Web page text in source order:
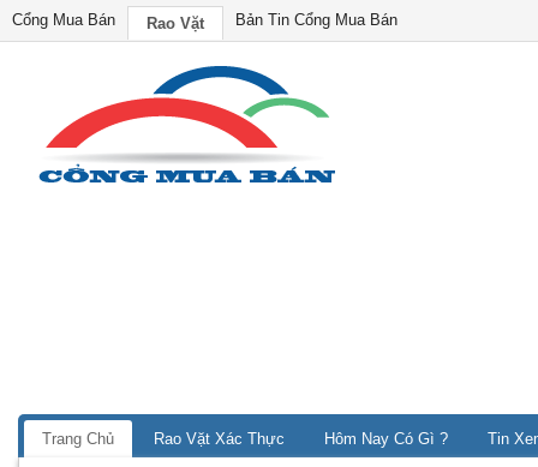
Cổng Mua Bán Rao Vặt Bản Tin Cổng Mua Bán
Trang Chủ Rao Vặt Xác Thực Hôm Nay Có Gì ? Tin